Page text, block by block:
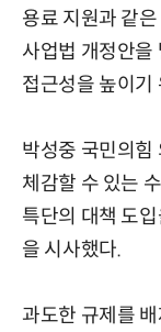
용료 지원과 같
사업법 개정안을
접근성을 높이기
박성중 국민의힘
체감할 수 있는
특단의 대책 도
을 시사했다.
과도한 규제를